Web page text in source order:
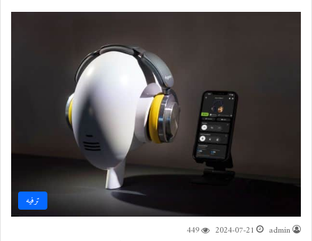
ترفيه
admin
2024-07-21
449